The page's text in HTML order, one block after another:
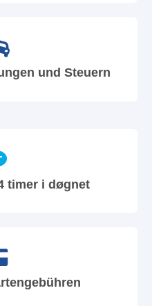
und Steuern
timer i døgnet